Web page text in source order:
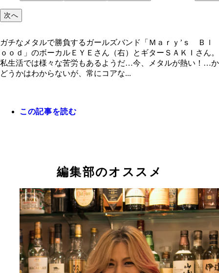
ＫＩさん。私生活では様々な苦労もあるようだ…
次へ
ガチなメタルで勝負するガールズバンド「Ｍａｒｙ’ｓ Ｂｌ
ｏｏｄ」のボーカルＥＹＥさん（右）とギターＳＡＫＩさん。
私生活では様々な苦労もあるようだ…今、メタルが熱い！…か
どうかはわからないが、常にコアな...
この記事を読む
編集部のオススメ